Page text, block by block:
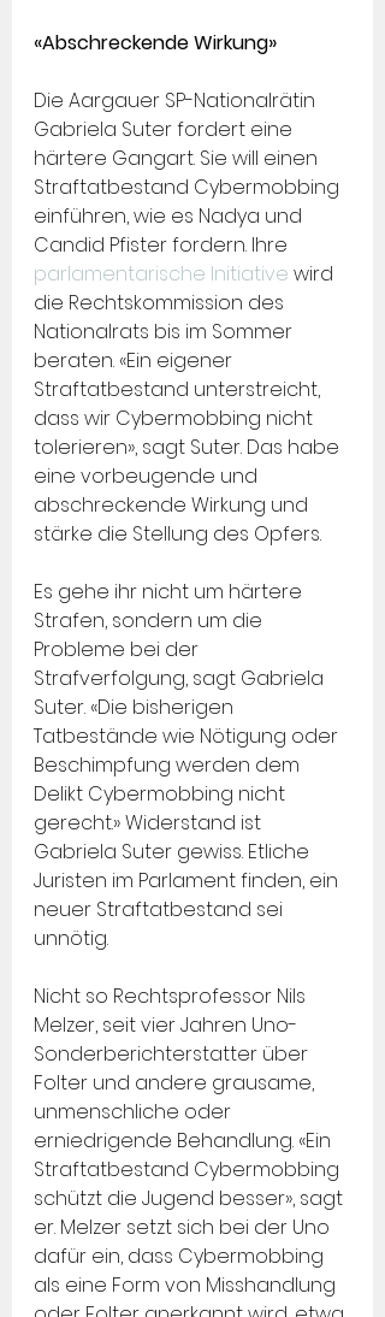
«Abschreckende Wirkung»
Die Aargauer SP-Nationalrätin
Gabriela Suter fordert eine
härtere Gangart. Sie will einen
Straftatbestand Cybermobbing
einführen, wie es Nadya und
Candid Pfister fordern. Ihre
parlamentarische Initiative wird
die Rechtskommission des
Nationalrats bis im Sommer
beraten. «Ein eigener
Straftatbestand unterstreicht,
dass wir Cybermobbing nicht
tolerieren», sagt Suter. Das habe
eine vorbeugende und
abschreckende Wirkung und
stärke die Stellung des Opfers.
Es gehe ihr nicht um härtere
Strafen, sondern um die
Probleme bei der
Strafverfolgung, sagt Gabriela
Suter. «Die bisherigen
Tatbestände wie Nötigung oder
Beschimpfung werden dem
Delikt Cybermobbing nicht
gerecht.» Widerstand ist
Gabriela Suter gewiss. Etliche
Juristen im Parlament finden, ein
neuer Straftatbestand sei
unnötig.
Nicht so Rechtsprofessor Nils
Melzer, seit vier Jahren Uno-
Sonderberichterstatter über
Folter und andere grausame,
unmenschliche oder
erniedrigende Behandlung. «Ein
Straftatbestand Cybermobbing
schützt die Jugend besser», sagt
er. Melzer setzt sich bei der Uno
dafür ein, dass Cybermobbing
als eine Form von Misshandlung